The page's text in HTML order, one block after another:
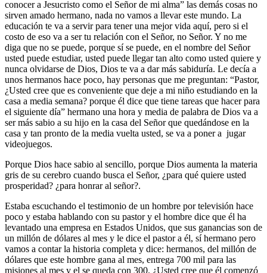
conocer a Jesucristo como el Señor de mi alma” las demás cosas no
sirven amado hermano, nada no vamos a llevar este mundo. La
educación te va a servir para tener una mejor vida aquí, pero si el
costo de eso va a ser tu relación con el Señor, no Señor. Y no me
diga que no se puede, porque sí se puede, en el nombre del Señor
usted puede estudiar, usted puede llegar tan alto como usted quiere y
nunca olvidarse de Dios, Dios te va a dar más sabiduría. Le decía a
unos hermanos hace poco, hay personas que me preguntan: “Pastor,
¿Usted cree que es conveniente que deje a mi niño estudiando en la
casa a media semana? porque él dice que tiene tareas que hacer para
el siguiente día” hermano una hora y media de palabra de Dios va a
ser más sabio a su hijo en la casa del Señor que quedándose en la
casa y tan pronto de la media vuelta usted, se va a poner a jugar
videojuegos.
Porque Dios hace sabio al sencillo, porque Dios aumenta la materia
gris de su cerebro cuando busca el Señor, ¿para qué quiere usted
prosperidad? ¿para honrar al señor?.
Estaba escuchando el testimonio de un hombre por televisión hace
poco y estaba hablando con su pastor y el hombre dice que él ha
levantado una empresa en Estados Unidos, que sus ganancias son de
un millón de dólares al mes y le dice el pastor a él, sí hermano pero
vamos a contar la historia completa y dice: hermanos, del millón de
dólares que este hombre gana al mes, entrega 700 mil para las
misiones al mes y el se queda con 300. ¿Usted cree que él comenzó